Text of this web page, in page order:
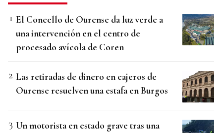
El Concello de Ourense da luz verde a
una intervención en el centro de
procesado avícola de Coren
Las retiradas de dinero en cajeros de
Ourense resuelven una estafa en Burgos
Un motorista en estado grave tras una